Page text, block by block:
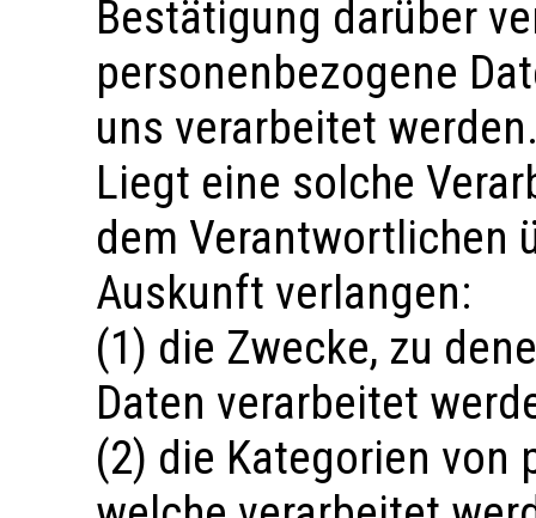
Bestätigung darüber
personenbezogene
uns verarbeitet
Liegt eine solche
dem Verantwortlichen
Auskunft verlangen:
(1) die Zwecke, zu
Daten verarbeitet
(2) die Kategorien von